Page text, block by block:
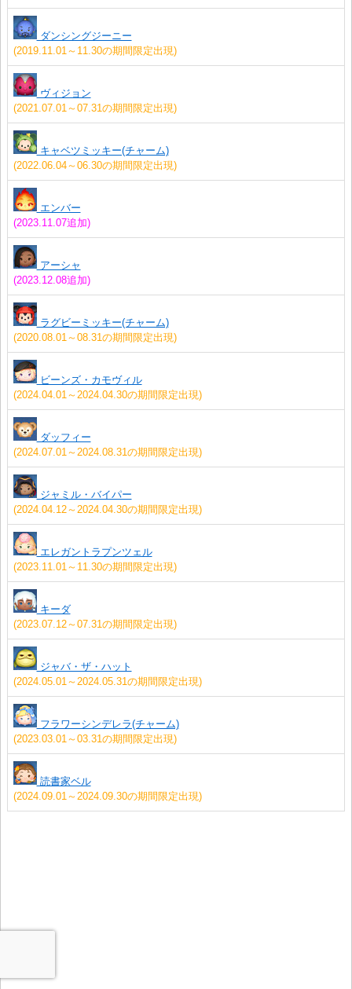
ダンシングジーニー
(2019.11.01～11.30の期間限定出現)
ヴィジョン
(2021.07.01～07.31の期間限定出現)
キャベツミッキー(チャーム)
(2022.06.04～06.30の期間限定出現)
エンバー
(2023.11.07追加)
アーシャ
(2023.12.08追加)
ラグビーミッキー(チャーム)
(2020.08.01～08.31の期間限定出現)
ビーンズ・カモヴィル
(2024.04.01～2024.04.30の期間限定出現)
ダッフィー
(2024.07.01～2024.08.31の期間限定出現)
ジャミル・バイパー
(2024.04.12～2024.04.30の期間限定出現)
エレガントラプンツェル
(2023.11.01～11.30の期間限定出現)
キーダ
(2023.07.12～07.31の期間限定出現)
ジャバ・ザ・ハット
(2024.05.01～2024.05.31の期間限定出現)
フラワーシンデレラ(チャーム)
(2023.03.01～03.31の期間限定出現)
読書家ベル
(2024.09.01～2024.09.30の期間限定出現)